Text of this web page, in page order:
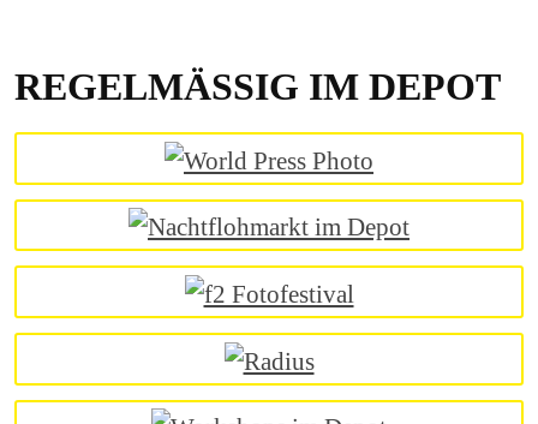
REGELMÄSSIG IM DEPOT